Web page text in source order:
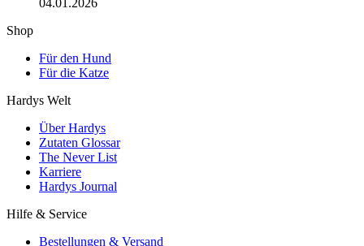
Shop
Für den Hund
Für die Katze
Hardys Welt
Über Hardys
Zutaten Glossar
The Never List
Karriere
Hardys Journal
Hilfe & Service
Bestellungen & Versand